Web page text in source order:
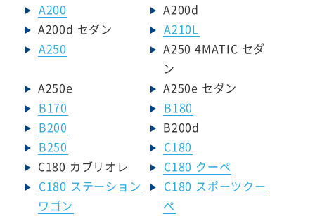
A200
A200d
A200d セダン
A210L
A250
A250 4MATIC セダ
ン
A250e
A250e セダン
B170
B180
B200
B200d
B250
C180
C180 カブリオレ
C180 クーペ
C180 ステーション
ワゴン
C180 スポーツクー
ペ